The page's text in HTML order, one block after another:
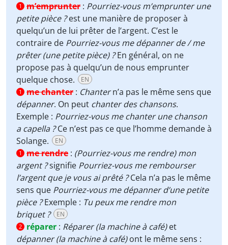
1 m’emprunter : Pourriez-vous m’emprunter une
petite pièce ?est une manière de proposer à
quelqu’un de lui prêter de l’argent. C’est le
contraire de Pourriez-vous me dépanner de / me
prêter (une petite pièce) ?En général, on ne
propose pas à quelqu’un de nous emprunter
quelque chose.
EN
1 me chanter : Chantern’a pas le même sens que
dépanner. On peut chanter des chansons.
Exemple : Pourriez-vous me chanter une chanson
a capella ?Ce n’est pas ce que l’homme demande à
Solange.
EN
1 me rendre : (Pourriez-vous me rendre) mon
argent ?signifie Pourriez-vous me rembourser
l’argent que je vous ai prêté ?Cela n’a pas le même
sens que Pourriez-vous me dépanner d’une petite
pièce ?Exemple : Tu peux me rendre mon
briquet ?
EN
2 réparer : Réparer (la machine à café)et
dépanner (la machine à café)ont le même sens :